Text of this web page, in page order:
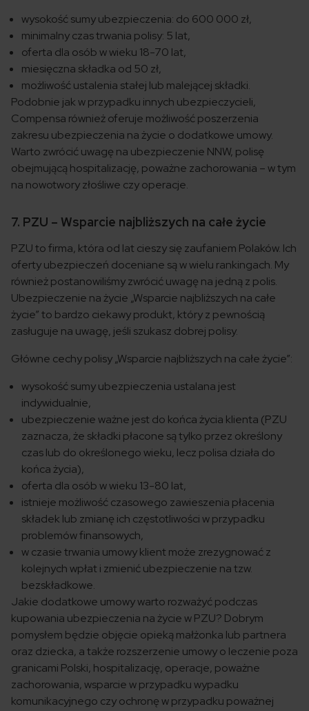
wysokość sumy ubezpieczenia: do 600 000 zł,
minimalny czas trwania polisy: 5 lat,
oferta dla osób w wieku 18-70 lat,
miesięczna składka od 50 zł,
możliwość ustalenia stałej lub malejącej składki.
Podobnie jak w przypadku innych ubezpieczycieli,
Compensa również oferuje możliwość poszerzenia
zakresu ubezpieczenia na życie o dodatkowe umowy.
Warto zwrócić uwagę na ubezpieczenie NNW, polisę
obejmującą hospitalizację, poważne zachorowania – w tym
na nowotwory złośliwe czy operacje.
7. PZU – Wsparcie najbliższych na całe życie
PZU to firma, która od lat cieszy się zaufaniem Polaków. Ich
oferty ubezpieczeń doceniane są w wielu rankingach. My
również postanowiliśmy zwrócić uwagę na jedną z polis.
Ubezpieczenie na życie „Wsparcie najbliższych na całe
życie” to bardzo ciekawy produkt, który z pewnością
zasługuje na uwagę, jeśli szukasz dobrej polisy.
Główne cechy polisy „Wsparcie najbliższych na całe życie”:
wysokość sumy ubezpieczenia ustalana jest
indywidualnie,
ubezpieczenie ważne jest do końca życia klienta (PZU
zaznacza, że składki płacone są tylko przez określony
czas lub do określonego wieku, lecz polisa działa do
końca życia),
oferta dla osób w wieku 13-80 lat,
istnieje możliwość czasowego zawieszenia płacenia
składek lub zmianę ich częstotliwości w przypadku
problemów finansowych,
w czasie trwania umowy klient może zrezygnować z
kolejnych wpłat i zmienić ubezpieczenie na tzw.
bezskładkowe.
Jakie dodatkowe umowy warto rozważyć podczas
kupowania ubezpieczenia na życie w PZU? Dobrym
pomysłem będzie objęcie opieką małżonka lub partnera
oraz dziecka, a także rozszerzenie umowy o leczenie poza
granicami Polski, hospitalizację, operacje, poważne
zachorowania, wsparcie w przypadku wypadku
komunikacyjnego czy ochronę w przypadku poważnej